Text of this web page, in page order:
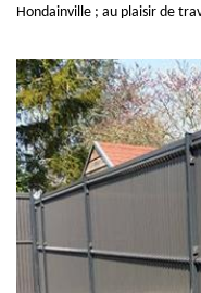
Hondainville ; au plaisir de